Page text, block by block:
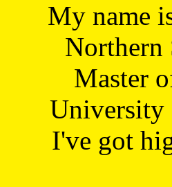
My name
Northern
Master
University
I've got